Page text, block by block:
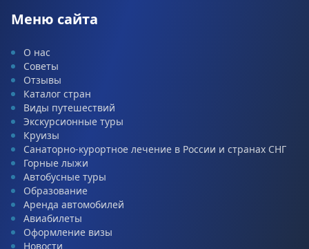
Меню сайта
О нас
Советы
Отзывы
Каталог стран
Виды путешествий
Экскурсионные туры
Круизы
Санаторно-курортное лечение в России и странах СНГ
Горные лыжи
Автобусные туры
Образование
Аренда автомобилей
Авиабилеты
Оформление визы
Новости